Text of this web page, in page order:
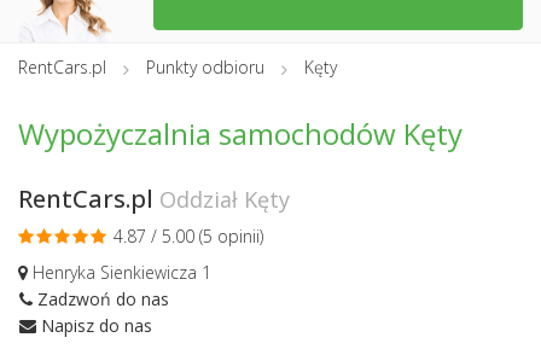
RentCars.pl Punkty odbioru Kęty
Wypożyczalnia samochodów Kęty
RentCars.pl Oddział Kęty
4.87 / 5.00 (5 opinii)
Henryka Sienkiewicza 1
Zadzwoń do nas
Napisz do nas